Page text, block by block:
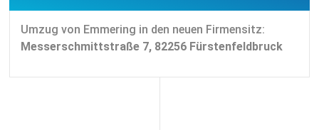
Umzug von Emmering in den neuen Firmensitz:
Messerschmittstraße 7, 82256 Fürstenfeldbruck